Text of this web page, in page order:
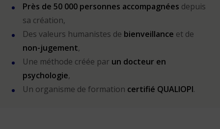
Près de 50 000 personnes accompagnées depuis
sa création,
Des valeurs humanistes de bienveillance et de
non-jugement,
Une méthode créée par un docteur en
psychologie,
Un organisme de formation certifié QUALIOPI.